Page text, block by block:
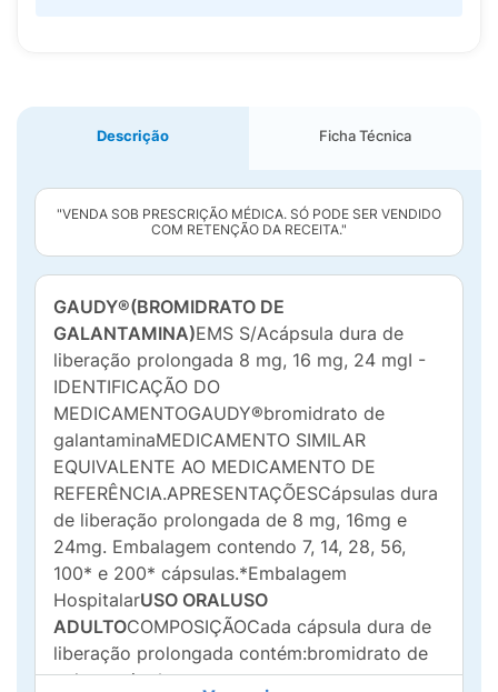
Descrição Ficha Técnica
"VENDA SOB PRESCRIÇÃO MÉDICA. SÓ PODE SER VENDIDO
COM RETENÇÃO DA RECEITA."
GAUDY®(BROMIDRATO DE
GALANTAMINA)EMS S/Acápsula dura de
liberação prolongada 8 mg, 16 mg, 24 mgI -
IDENTIFICAÇÃO DO
MEDICAMENTOGAUDY®bromidrato de
galantaminaMEDICAMENTO SIMILAR
EQUIVALENTE AO MEDICAMENTO DE
REFERÊNCIA.APRESENTAÇÕESCápsulas dura
de liberação prolongada de 8 mg, 16mg e
24mg. Embalagem contendo 7, 14, 28, 56,
100* e 200* cápsulas.*Embalagem
HospitalarUSO ORALUSO
ADULTOCOMPOSIÇÃOCada cápsula dura de
liberação prolongada contém:bromidrato de
galantamina*